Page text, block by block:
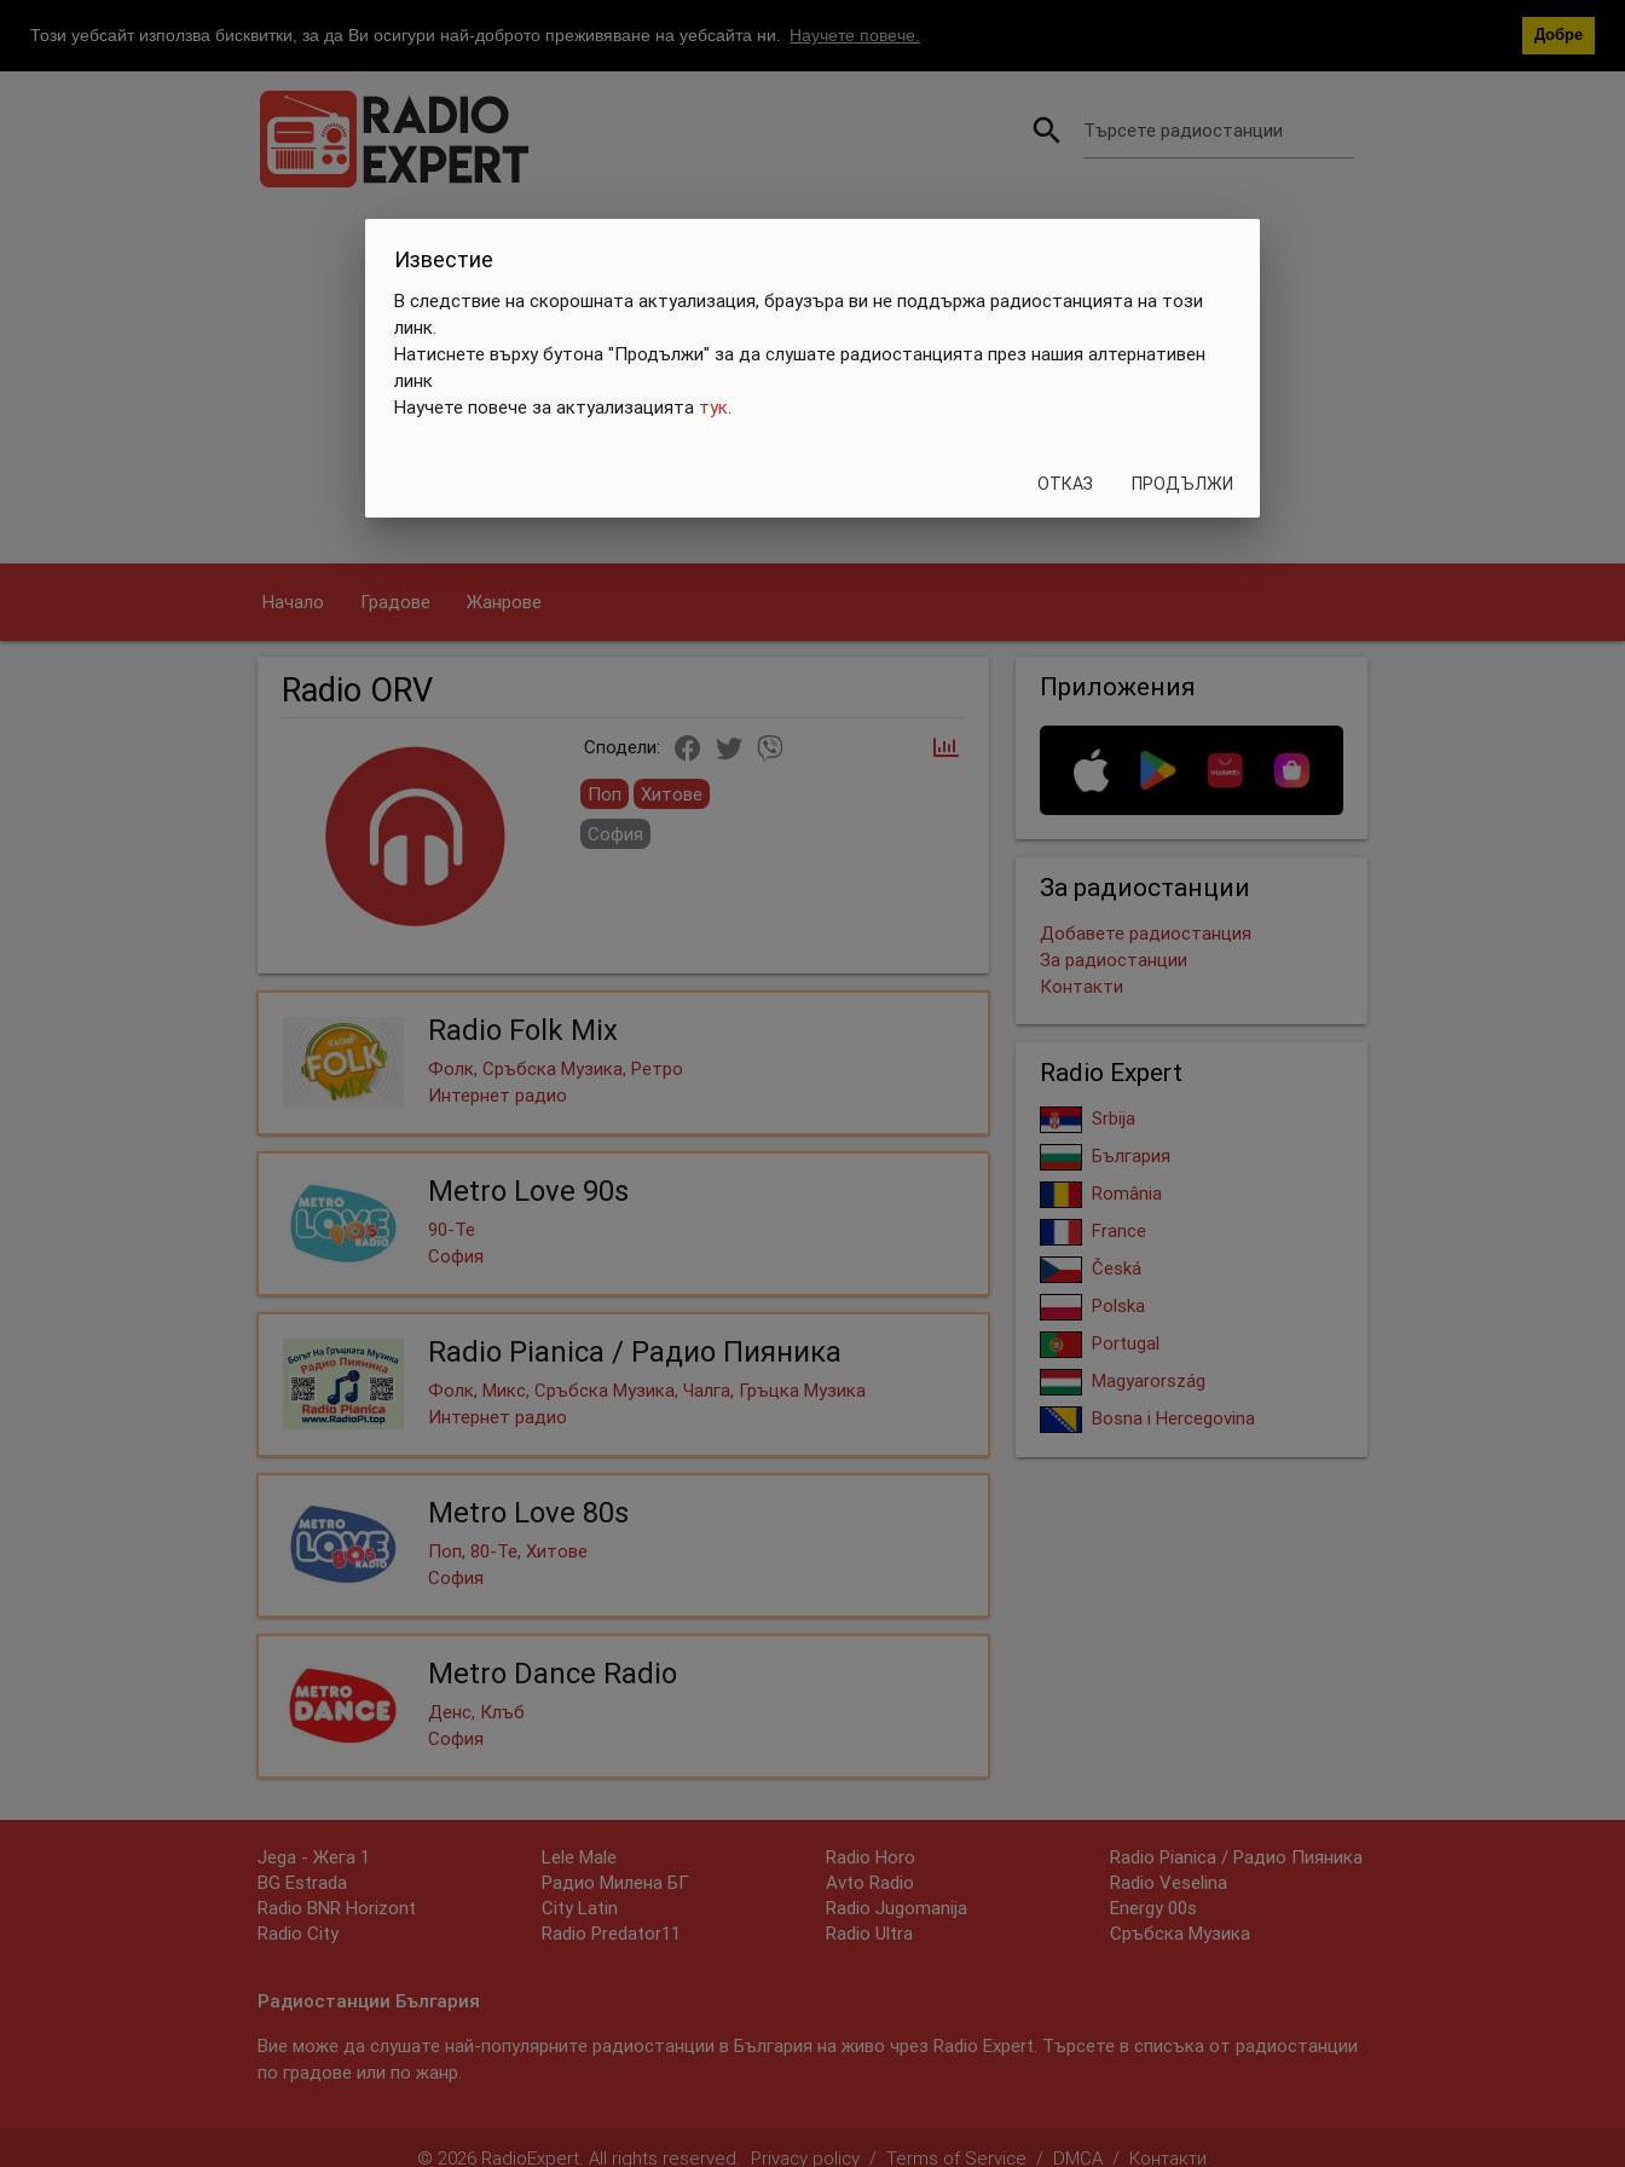
Този уебсайт използва бисквитки, за да Ви осигури най-доброто преживяване на уебсайта ни. Научете повече. Добре
search Търсете радиостанции
Начало Градове Жанрове
Radio ORV
Сподели:
Известие
В следствие на скорошната актуализация, браузъра ви не поддържа радиостанцията на този
линк.
Натиснете върху бутона "Продължи" за да слушате радиостанцията през нашия алтернативен
линк
Научете повече за актуализацията тук
ОТКАЗ ПРОДЪЛЖИ
Поп
Хитове
София
Radio Folk Mix
Фолк, Сръбска Музика, Ретро
Интернет радио
Metro Love 90s
90-Те
София
Radio Pianica / Радио Пияника
Фолк, Микс, Сръбска Музика, Чалга, Гръцка Музика
Интернет радио
Metro Love 80s
Поп, 80-Те, Хитове
София
Metro Dance Radio
Денс, Клъб
София
Приложения
За радиостанции
Добавете радиостанция
За радиостанции
Контакти
Radio Expert
Srbija
България
România
France
Česká
Polska
Portugal
Magyarország
Bosna i Hercegovina
Jega - Жега 1
BG Estrada
Radio BNR Horizont
Radio City
Lele Male
Радио Милена БГ
City Latin
Radio Predator11
Radio Horo
Avto Radio
Radio Jugomanija
Radio Ultra
Radio Pianica / Радио Пияника
Radio Veselina
Energy 00s
Сръбска Музика
Радиостанции България
Вие може да слушате най-популярните радиостанции в България на живо чрез Radio Expert. Търсете в списъка от радиостанции
по градове или по жанр.
© 2026 RadioExpert. All rights reserved. Privacy policy / Terms of Service / DMCA / Контакти